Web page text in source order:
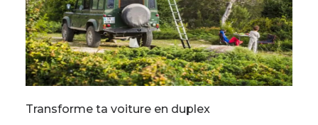
Transforme ta voiture en duplex